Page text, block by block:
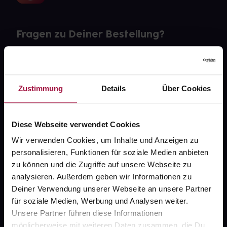
Zustimmung Details Über Cookies
Diese Webseite verwendet Cookies
Wir verwenden Cookies, um Inhalte und Anzeigen zu
personalisieren, Funktionen für soziale Medien anbieten
zu können und die Zugriffe auf unsere Webseite zu
analysieren. Außerdem geben wir Informationen zu
Deiner Verwendung unserer Webseite an unsere Partner
für soziale Medien, Werbung und Analysen weiter.
Unsere Partner führen diese Informationen
Fragen zu Deiner Bestellung?
Über uns
Karriere